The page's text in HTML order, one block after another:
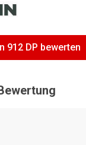
912 DP bewerten